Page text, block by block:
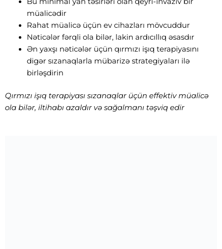
müalicədir
Rahat müalicə üçün ev cihazları mövcuddur
Nəticələr fərqli ola bilər, lakin ardıcıllıq əsasdır
Ən yaxşı nəticələr üçün qırmızı işıq terapiyasını
digər sızanaqlarla mübarizə strategiyaları ilə
birləşdirin
Qırmızı işıq terapiyası sızanaqlar üçün effektiv müalicə
ola bilər, iltihabı azaldır və sağalmanı təşviq edir